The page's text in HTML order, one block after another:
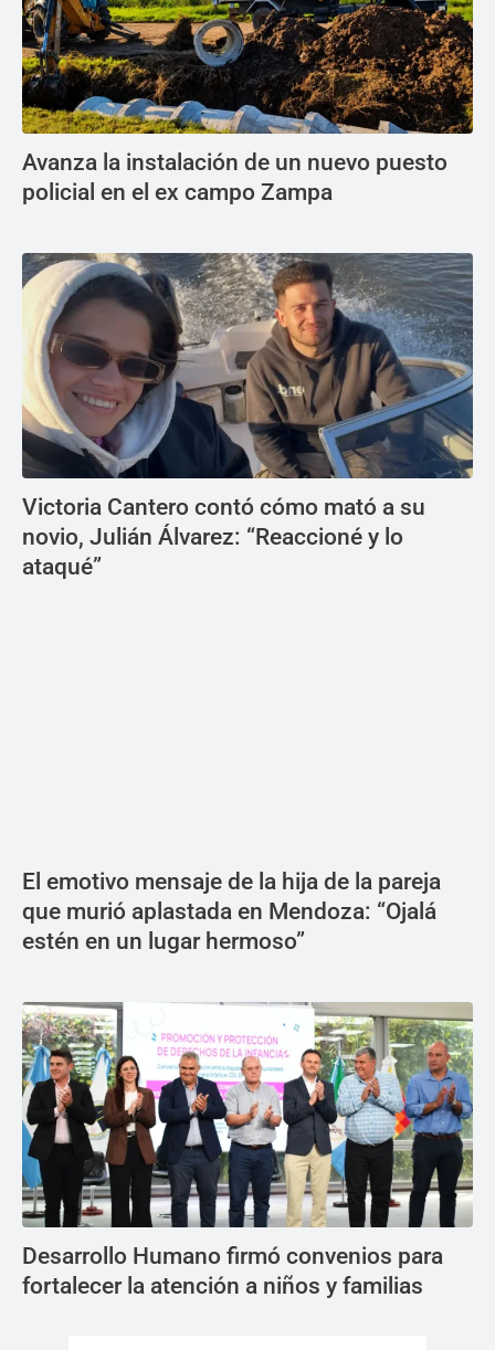
Avanza la instalación de un nuevo puesto
policial en el ex campo Zampa
Victoria Cantero contó cómo mató a su
novio, Julián Álvarez: “Reaccioné y lo
ataqué”
El emotivo mensaje de la hija de la pareja
que murió aplastada en Mendoza: “Ojalá
estén en un lugar hermoso”
Desarrollo Humano firmó convenios para
fortalecer la atención a niños y familias